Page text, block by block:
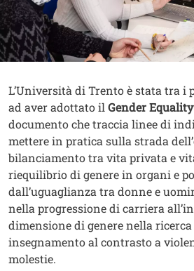
Contenuto
Testo
L’Università di Trento è stata tra
ad aver adottato il Gender
documento che traccia linee di
mettere in pratica sulla strada
bilanciamento tra vita privata e
riequilibrio di genere in organi e
dall’uguaglianza tra donne e
nella progressione di carriera
dimensione di genere nella
insegnamento al contrasto a
molestie.